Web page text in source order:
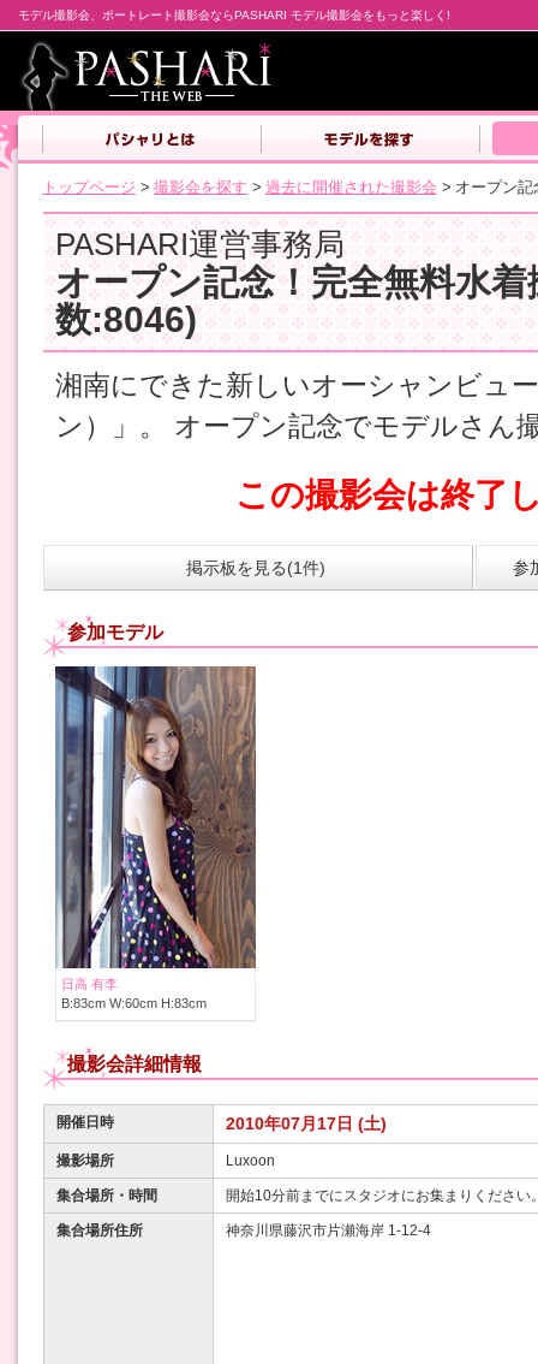
モデル撮影会、ポートレート撮影会ならPASHARI モデル撮影会をもっと楽しく!
トップページ > 撮影会を探す > 過去に開催された撮影会 > オープン
PASHARI運営事務局
オープン記念！完全無料水
数:8046)
湘南にできた新しいオーシャンビュ
ン）」。 オープン記念でモデルさん
この撮影会は終了
掲示板を見る(1件) 参
参加モデル
日高 有李
B:83cm W:60cm H:83cm
撮影会詳細情報
開催日時 2010年07月17日 (土)
撮影場所 Luxoon
集合場所・時間 開始10分前までにスタジオにお集まりください
集合場所住所 神奈川県藤沢市片瀬海岸 1-12-4